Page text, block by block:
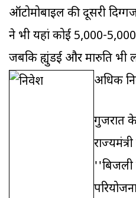
ऑटोमोबाइल की दूसरी
ने भी यहां कोई 5,000-
जबकि ह्युंडई और मारुति भी
अधिक
गुजरात के
''बिजली